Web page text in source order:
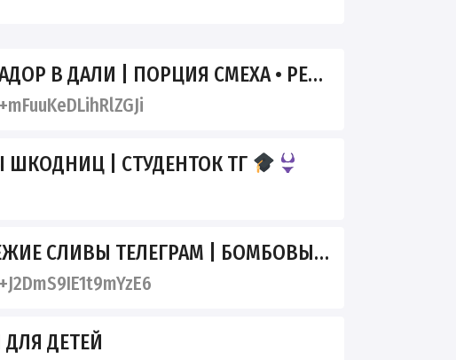
В ДАЛИ | ПОРЦИЯ СМЕХА • РЕЛАКС
ШКОДНИЦ | СТУДЕНТОК ТГ
СЛИВЫ ТЕЛЕГРАМ | БОМБОВЫЙ ПРИВАТ АЛЬТУШЕК И ШКОДНИЦ
ДЕТЕЙ